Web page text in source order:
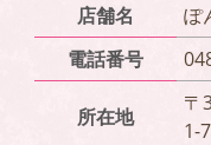
店舗名
ぽ
電話番号
所在地
〒
1-